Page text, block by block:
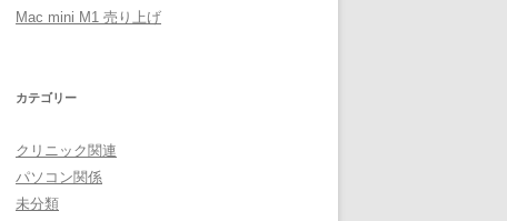
Mac mini M1 売り上げ
カテゴリー
クリニック関連
パソコン関係
未分類